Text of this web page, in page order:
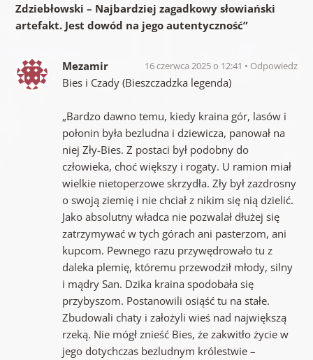
Zdziebłowski – Najbardziej zagadkowy słowiański
artefakt. Jest dowód na jego autentyczność”
Mezamir 16 czerwca 2025 o 12:41 Odpowiedz
Bies i Czady (Bieszczadzka legenda)
„Bardzo dawno temu, kiedy kraina gór, lasów i
połonin była bezludna i dziewicza, panował na
niej Zły-Bies. Z postaci był podobny do
człowieka, choć większy i rogaty. U ramion miał
wielkie nietoperzowe skrzydła. Zły był zazdrosny
o swoją ziemię i nie chciał z nikim się nią dzielić.
Jako absolutny władca nie pozwalał dłużej się
zatrzymywać w tych górach ani pasterzom, ani
kupcom. Pewnego razu przywędrowało tu z
daleka plemię, któremu przewodził młody, silny
i mądry San. Dzika kraina spodobała się
przybyszom. Postanowili osiąść tu na stałe.
Zbudowali chaty i założyli wieś nad największą
rzeką. Nie mógł znieść Bies, że zakwitło życie w
jego dotychczas bezludnym królestwie –